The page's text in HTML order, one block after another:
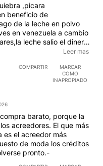
beneficio de
de la leche en polvo
en venezuela a cambio
leche salio el dinero
las marcas de susLeer mas
COMPARTIR
MARCAR
COMO
INAPROPIADO
barato, porque la
acreedores. El que más
es el acreedor más
de moda los créditos
pronto.-